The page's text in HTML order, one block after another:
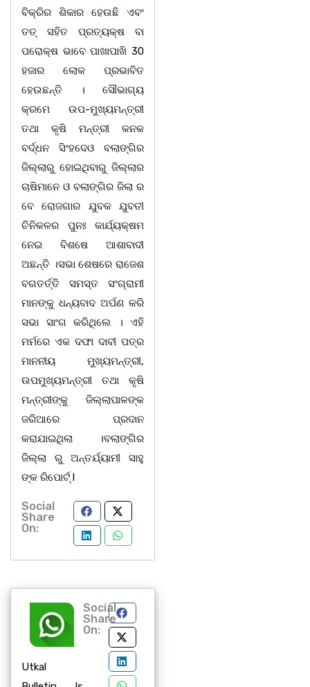
ବିକ୍ରିର ଶିକାର ହେଉଛି ଏବଂ
ତତ୍ ସହିତ ପ୍ରତ୍ୟକ୍ଷ ବା
ପରୋକ୍ଷ ଭାବେ ପାଖାପାଖି 30
ହଜାର ଲୋକ ପ୍ରଭାବିତ
ହେଉଛନ୍ତି । ସୌଭାଗ୍ୟ
କ୍ରମେ ଉପ-ମୁଖ୍ୟମନ୍ତ୍ରୀ
ତଥା କୃଷି ମନ୍ତ୍ରୀ କନକ
ବର୍ଦ୍ଧନ ସିଂହଦେଓ ବଲାଙ୍ଗିର
ଜିଲ୍ଲାରୁ ହୋଇଥିବାରୁ ଜିଲ୍ଲାର
ଚାଷିମାନେ ଓ ବଲାଙ୍ଗିର ଜିଲା ର
ବେ ରୋଜଗାର ଯୁବକ ଯୁବତୀ
ଚିନିକଳର ପୁନଃ କାର୍ଯ୍ୟକ୍ଷମ
ନେଇ ବିଶଷେ ଆଶାବାଦୀ
ଅଛନ୍ତି ।ସଭା ଶେଷରେ ରାଜେଶ
ବଗତର୍ତ୍ତି ସମସ୍ତ ସଂଗ୍ରାମୀ
ମାନଙ୍କୁ ଧନ୍ୟବାଦ ଅର୍ପଣ କରି
ସଭା ସାଂଗ କରିଥିଲେ । ଏହି
ମର୍ମରେ ଏକ ଦଫା ଦାବୀ ପତ୍ର
ମାନନୀୟ ମୁଖ୍ୟମନ୍ତ୍ରୀ,
ଉପମୁଖ୍ୟମନ୍ତ୍ରୀ ତଥା କୃଷି
ମନ୍ତ୍ରୀଙ୍କୁ ଜିଲ୍ଲାପାଳଙ୍କ
ଜରିଆରେ ପ୍ରଦାନ
କରାଯାଇଥିଲା ।ବଲାଙ୍ଗିର
ଜିଲ୍ଲା ରୁ ଅନ୍ତର୍ଯ୍ୟାମୀ ସାହୁ
ଙ୍କ ରିପୋର୍ଟ୍ l
Social
Share
On:
Utkal
Social
Share
On: